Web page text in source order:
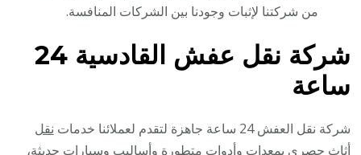
من شركتنا لإثبات وجودنا بين الشركات المنافسة.
شركة نقل عفش القادسية 24
ساعة
شركة نقل العفش 24 ساعة جاهزة لتقدم لعملائنا خدمات
نقل
أثاث حصري بمعدات وأدوات متطورة وأساليب وسيارات حديثة،